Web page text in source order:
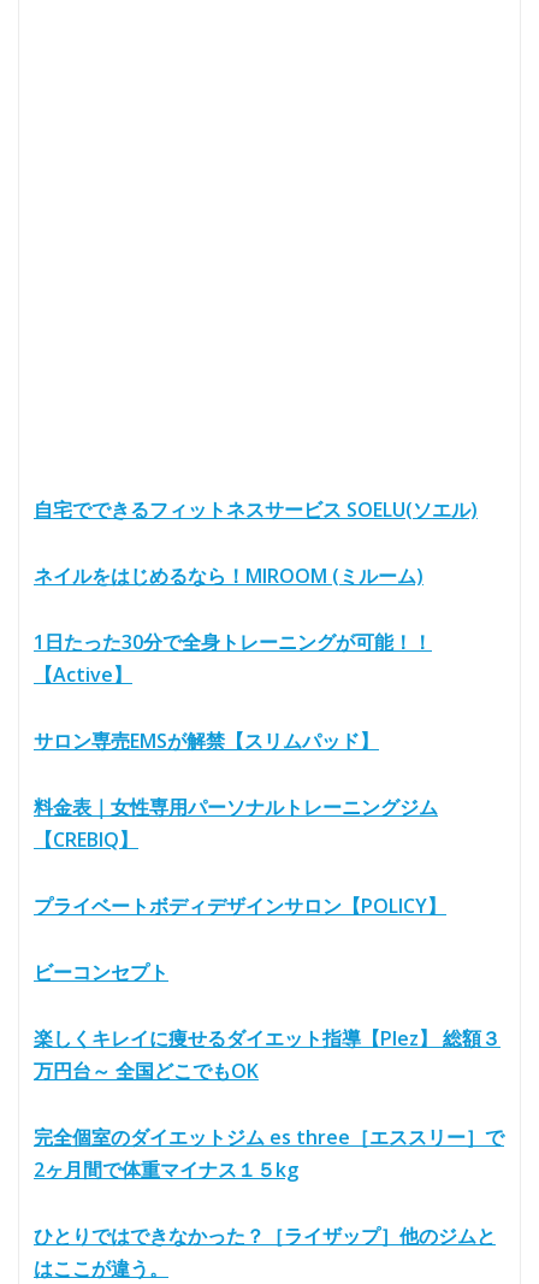
自宅でできるフィットネスサービス SOELU(ソエル)
ネイルをはじめるなら！MIROOM (ミルーム)
1日たった30分で全身トレーニングが可能！！
【Active】
サロン専売EMSが解禁【スリムパッド】
料金表｜女性専用パーソナルトレーニングジム
【CREBIQ】
プライベートボディデザインサロン【POLICY】
ビーコンセプト
楽しくキレイに痩せるダイエット指導【Plez】 総額３
万円台～ 全国どこでもOK
完全個室のダイエットジム es three［エススリー］で
2ヶ月間で体重マイナス１５kg
ひとりではできなかった？［ライザップ］他のジムと
はここが違う。